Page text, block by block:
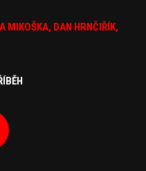
MIKOŠKA, DAN HRNČIŘÍK,